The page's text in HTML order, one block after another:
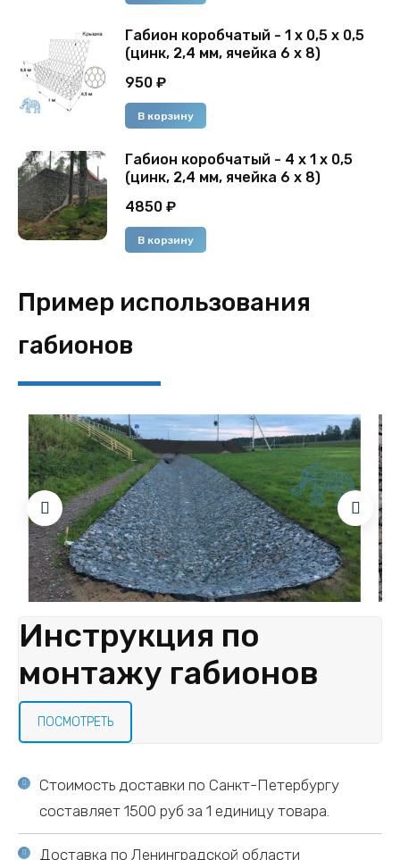
Габион коробчатый - 1 х 0,5 х 0,5
(цинк, 2,4 мм, ячейка 6 х 8)
950 ₽
В корзину
Габион коробчатый - 4 х 1 х 0,5
(цинк, 2,4 мм, ячейка 6 х 8)
4850 ₽
В корзину
Пример использования
габионов
Инструкция по
монтажу габионов
ПОСМОТРЕТЬ
Стоимость доставки по Санкт-Петербургу
составляет 1500 руб за 1 единицу товара.
Доставка по Ленинградской области